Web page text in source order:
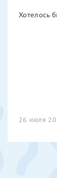
Хотелось
26 июля
Лично